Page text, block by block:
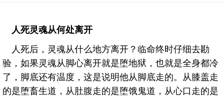
易德轩首席风水大师铁笔居士简介！！
人死灵魂从何处离开
人死后，灵魂从什么地方离开？临命终时仔细去勘
验，如果灵魂从脚心离开就是堕地狱，也就是全身都冷
了，脚底还有温度，这是说明他从脚底走的。从膝盖走
的是堕畜生道，从肚腹走的是堕饿鬼道，从心口走的是